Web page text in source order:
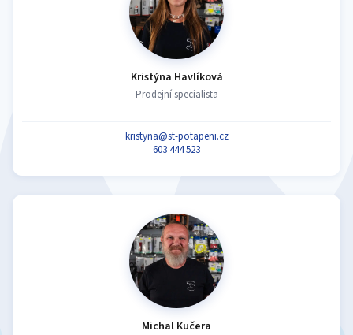
Kristýna Havlíková
Prodejní specialista
kristyna@st-potapeni.cz
603 444 523
Michal Kučera